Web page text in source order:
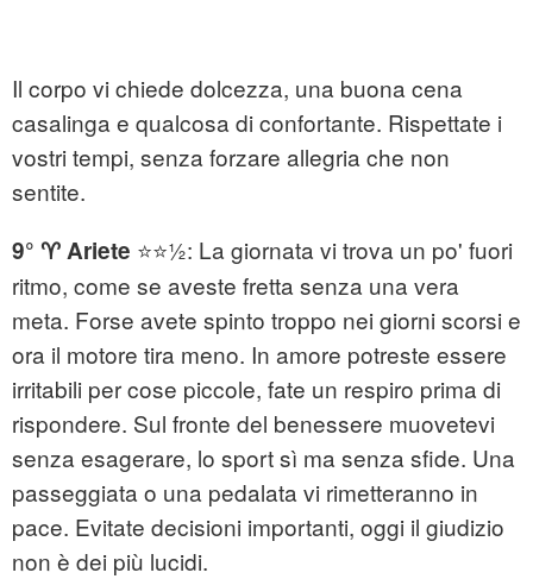
Il corpo vi chiede dolcezza, una buona cena
casalinga e qualcosa di confortante. Rispettate i
vostri tempi, senza forzare allegria che non
sentite.
9° ♈ Ariete ⭐⭐½: La giornata vi trova un po' fuori
ritmo, come se aveste fretta senza una vera
meta. Forse avete spinto troppo nei giorni scorsi e
ora il motore tira meno. In amore potreste essere
irritabili per cose piccole, fate un respiro prima di
rispondere. Sul fronte del benessere muovetevi
senza esagerare, lo sport sì ma senza sfide. Una
passeggiata o una pedalata vi rimetteranno in
pace. Evitate decisioni importanti, oggi il giudizio
non è dei più lucidi.